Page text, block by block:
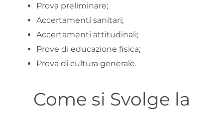
Prova preliminare;
Accertamenti sanitari;
Accertamenti attitudinali;
Prove di educazione fisica;
Prova di cultura generale.
Come si Svolge la